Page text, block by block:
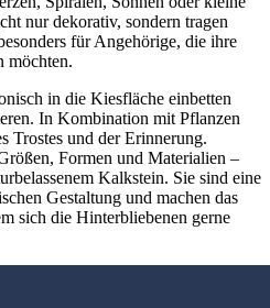
nur dekorativ, sondern tragen
für Angehörige, die ihre
möchten.
in die Kiesfläche einbetten
In Kombination mit Pflanzen
Trostes und der Erinnerung.
Formen und Materialien –
Kalkstein. Sie sind eine
Gestaltung und machen das
sich die Hinterbliebenen gerne